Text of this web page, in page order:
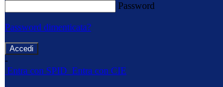
Password
Password dimenticata?
-
Entra con SPID Entra con CIE